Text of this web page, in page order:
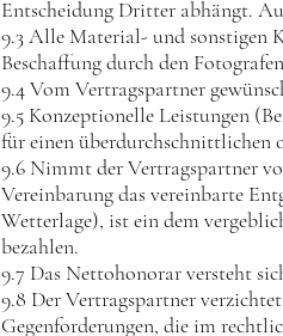
Entscheidung Dritter abhängt.
9.3 Alle Material- und sonstigen
Beschaffung durch den
9.4 Vom Vertragspartner
9.5 Konzeptionelle Leistungen
für einen überdurchschnittlichen
9.6 Nimmt der Vertragspartner
Vereinbarung das vereinbarte
Wetterlage), ist ein dem
bezahlen.
9.7 Das Nettohonorar versteht
9.8 Der Vertragspartner
Gegenforderungen, die im